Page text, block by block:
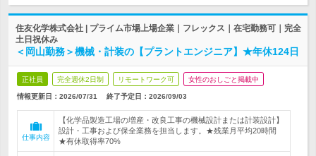
住友化学株式会社 | プライム市場上場企業｜フレックス｜在宅勤務可｜完全
土日祝休み
＜岡山勤務＞機械・計装の【プラントエンジニア】★年休124日
正社員 完全週休2日制 リモートワーク可 女性のおしごと掲載中
情報更新日：2026/07/31 終了予定日： 2026/09/03
仕事内容
【化学品製造工場の増産・改良工事の機械設計または計装設計】
設計・工事および保全業務を担当します。★残業月平均20時間
★有休取得率70%